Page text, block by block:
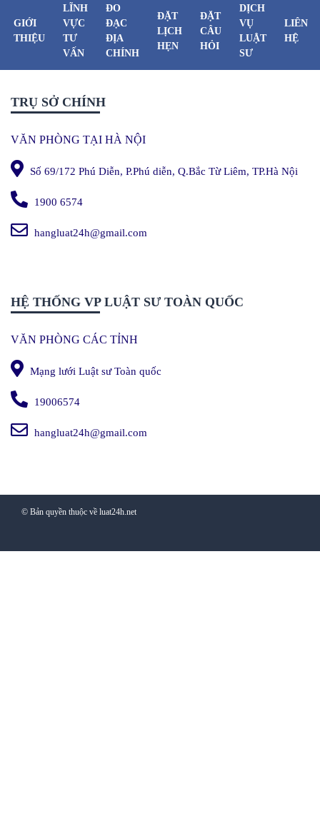
GIỚI
THIỆU
LĨNH
VỰC
TƯ
VẤN
ĐO
ĐẠC
ĐỊA
CHÍNH
ĐẶT
LỊCH
HẸN
ĐẶT
CÂU
HỎI
DỊCH
VỤ
LUẬT
SƯ
LIÊN
HỆ
TRỤ SỞ CHÍNH
VĂN PHÒNG TẠI HÀ NỘI
Số 69/172 Phú Diễn, P.Phú diễn, Q.Bắc Từ Liêm, TP.Hà Nội
1900 6574
hangluat24h@gmail.com
HỆ THỐNG VP LUẬT SƯ TOÀN QUỐC
VĂN PHÒNG CÁC TỈNH
Mạng lưới Luật sư Toàn quốc
19006574
hangluat24h@gmail.com
© Bản quyền thuộc về luat24h.net